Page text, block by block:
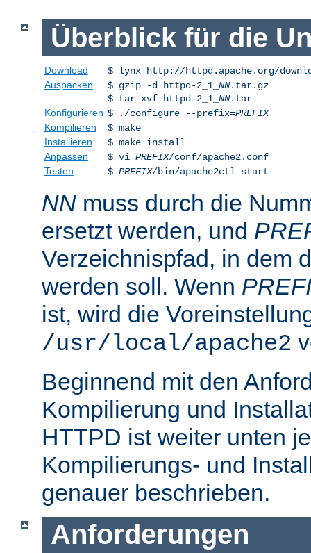
Überblick für die
Download
$ lynx http://httpd.apache.org/
Auspacken
$ gzip -d httpd-2_1_ NN.tar.gz
$ tar xvf httpd-2_1_ NN.tar
Konfigurieren $ ./configure --prefix=PREFIX
Kompilieren
$ make
Installieren
$ make install
Anpassen
$ vi PREFIX/conf/apache2.conf
Testen
$ PREFIX/bin/apache2ctl start
NN muss durch die
ersetzt werden, und
Verzeichnispfad, in dem
werden soll. Wenn
ist, wird die
/usr/local/apache2
Beginnend mit den
Kompilierung und
HTTPD ist weiter unten
Kompilierungs- und
genauer beschrieben.
Anforderungen